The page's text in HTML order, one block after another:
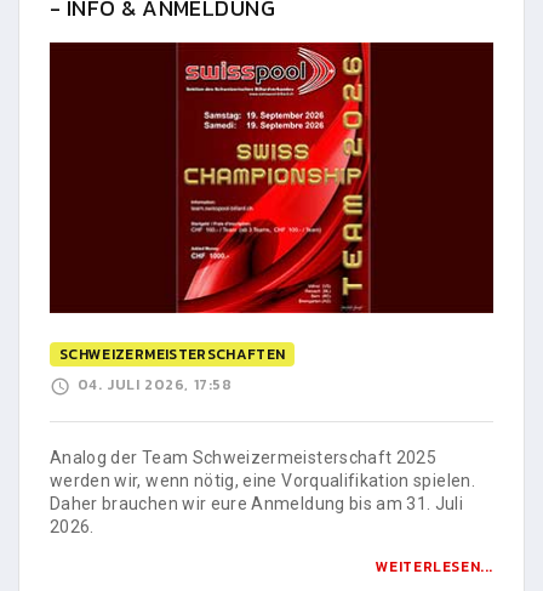
- INFO & ANMELDUNG
SCHWEIZERMEISTERSCHAFTEN
04. JULI 2026, 17:58
Analog der Team Schweizermeisterschaft 2025
werden wir, wenn nötig, eine Vorqualifikation spielen.
Daher brauchen wir eure Anmeldung bis am 31. Juli
2026.
WEITERLESEN...